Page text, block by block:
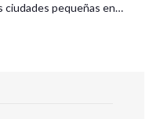
ciudades pequeñas en…